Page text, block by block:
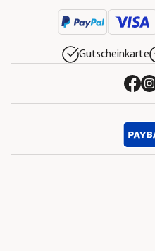
Gutscheinkarte